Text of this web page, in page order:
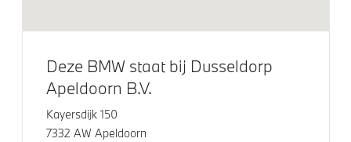
Klimaatbeheersing
Automatische 3-zone Airconditioning
Deze BMW staat bij Dusseldorp
Apeldoorn B.V.
Kayersdijk 150
7332 AW Apeldoorn